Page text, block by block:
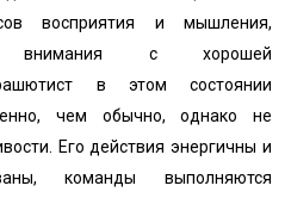
восприятия и мышления,
внимания с хорошей
в этом состоянии
чем обычно, однако не
Его действия энергичны и
команды выполняются